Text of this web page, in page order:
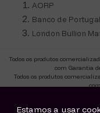
AORP
Banco de Portugal
London Bullion
Todos os produtos
com Garantia
Todos os produtos
Estamos a usar